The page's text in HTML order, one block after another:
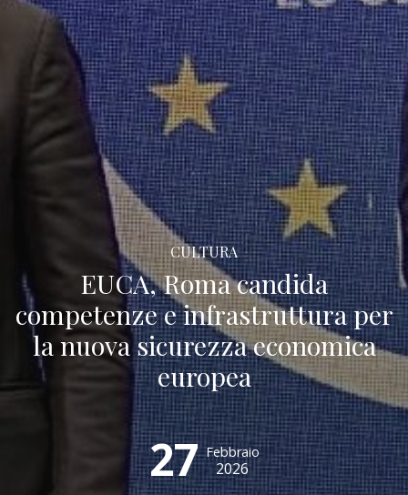
CULTURA
EUCA, Roma candida
competenze e infrastruttura per
la nuova sicurezza economica
europea
27 Febbraio
2026